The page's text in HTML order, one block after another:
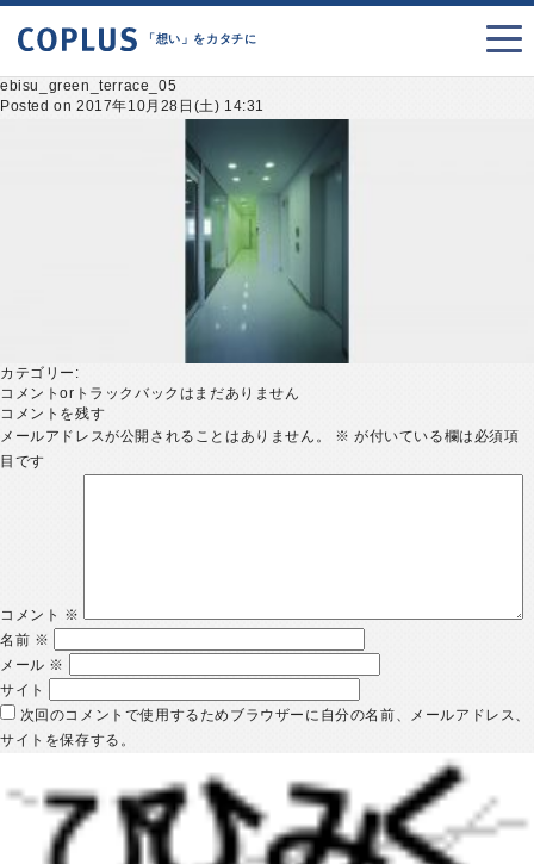
「想い」をカタチに
ebisu_green_terrace_05
Posted on 2017年10月28日(土) 14:31
カテゴリー:
コメントorトラックバックはまだありません
コメントを残す
メールアドレスが公開されることはありません。
※ が付いている欄は必須項
目です
コメント ※
名前 ※
メール ※
サイト
次回のコメントで使用するためブラウザーに自分の名前、メールアドレス、
サイトを保存する。